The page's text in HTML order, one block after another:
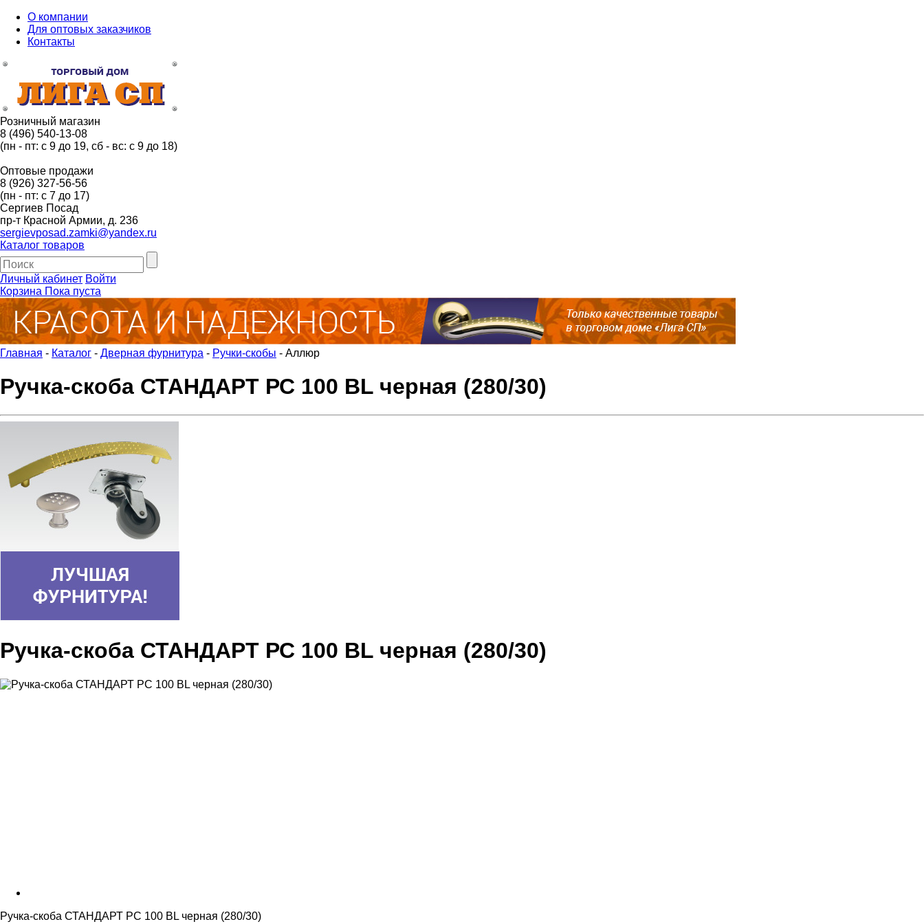
О компании
Для оптовых заказчиков
Контакты
Розничный магазин
8 (496) 540-13-08
(пн - пт: с 9 до 19, сб - вс: с 9 до 18)
Оптовые продажи
8 (926) 327-56-56
(пн - пт: с 7 до 17)
Сергиев Посад
пр-т Красной Армии, д. 236
sergievposad.zamki@yandex.ru
Каталог товаров
Личный кабинет Войти
Корзина Пока пуста
Главная - Каталог - Дверная фурнитура - Ручки-скобы - Аллюр
Ручка-скоба СТАНДАРТ РС 100 BL черная (280/30)
Ручка-скоба СТАНДАРТ РС 100 BL черная (280/30)
Ручка-скоба СТАНДАРТ РС 100 BL черная (280/30)